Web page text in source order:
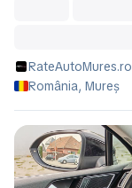
RateAutoMures.ro
România, Mureș